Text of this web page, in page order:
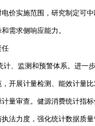
价实施范围，研究制定可
需求侧响应能力。
任
计、监测和预警体系。进一
开展计量检测、能效计量
量审查。健源消费统计指
法力度，强化统计数据质